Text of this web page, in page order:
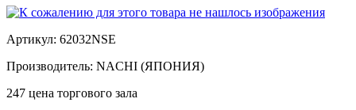
Артикул: 62032NSE
Производитель: NACHI (ЯПОНИЯ)
247 цена торгового зала